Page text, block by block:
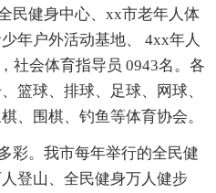
民健身中心、xx市老年人体
年户外活动基地、 4xx年人
社会体育指导员 0943名。各
篮球、排球、足球、网球、
、围棋、钓鱼等体育协会。
彩。我市每年举行的全民健
登山、全民健身万人健步